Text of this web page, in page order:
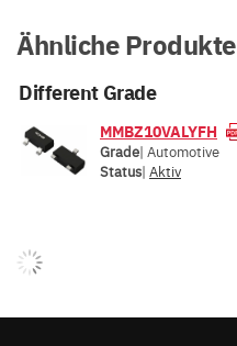
Ähnliche Produkte
Different Grade
MMBZ10VALYFH
Grade| Automotive
Status| Aktiv